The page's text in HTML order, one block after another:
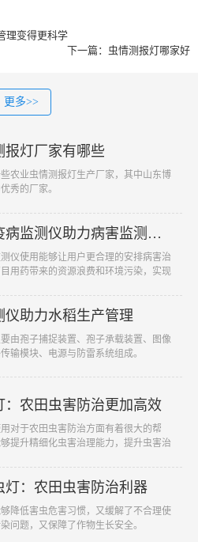
理变得更科学
下一篇： 虫情测报灯哪家好
更多>>
报灯厂家有哪些
农业虫情测报灯生产厂家，其中山东博
秀的厂家。
马铃薯晚疫病监测仪助力病害监测工作
仪使用能够让用户更合理的安排病害治
用药带来的资源浪费和环境污染，实现
仪助力水稻生产管理
由孢子捕捉装置、孢子承载装置、图像
输模块、电源与防雷系统组成。
：农田虫害防治更加高效
对于农田虫害防治方面有着很大的帮
提升精细化虫害治理能力，提升虫害治
灯：农田虫害防治利器
降低害虫危害习惯，又缓解了不合理使
问题，又保障了作物生长安全。